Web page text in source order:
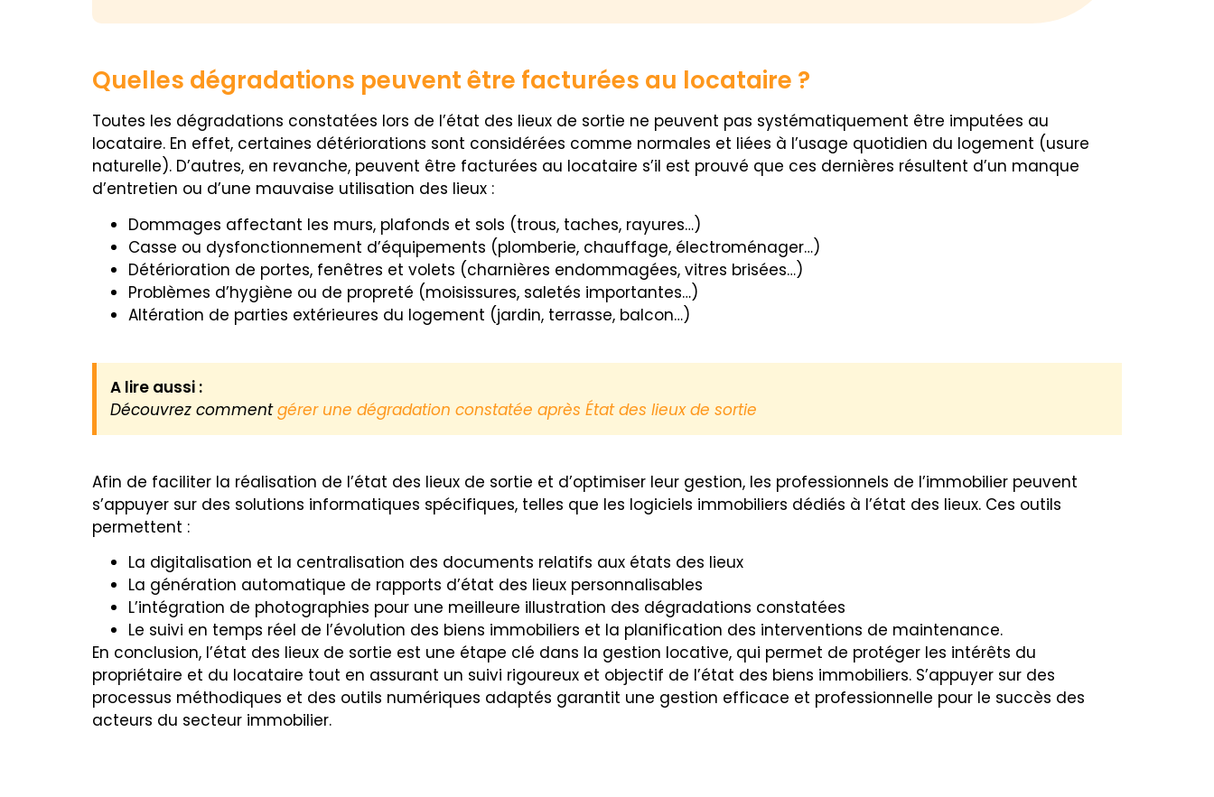
Quelles dégradations peuvent être facturées au locataire ?
Toutes les dégradations constatées lors de l’état des lieux de sortie ne peuvent pas systématiquement être imputées au
locataire. En effet, certaines détériorations sont considérées comme normales et liées à l’usage quotidien du logement (usure
naturelle). D’autres, en revanche, peuvent être facturées au locataire s’il est prouvé que ces dernières résultent d’un manque
d’entretien ou d’une mauvaise utilisation des lieux :
Dommages affectant les murs, plafonds et sols (trous, taches, rayures…)
Casse ou dysfonctionnement d’équipements (plomberie, chauffage, électroménager…)
Détérioration de portes, fenêtres et volets (charnières endommagées, vitres brisées…)
Problèmes d’hygiène ou de propreté (moisissures, saletés importantes…)
Altération de parties extérieures du logement (jardin, terrasse, balcon…)
A lire aussi :
Découvrez commentgérer une dégradation constatée après État des lieux de sortie
Afin de faciliter la réalisation de l’état des lieux de sortie et d’optimiser leur gestion, les professionnels de l’immobilier peuvent
s’appuyer sur des solutions informatiques spécifiques, telles que les logiciels immobiliers dédiés à l’état des lieux. Ces outils
permettent :
La digitalisation et la centralisation des documents relatifs aux états des lieux
La génération automatique de rapports d’état des lieux personnalisables
L’intégration de photographies pour une meilleure illustration des dégradations constatées
Le suivi en temps réel de l’évolution des biens immobiliers et la planification des interventions de maintenance.
En conclusion, l’état des lieux de sortie est une étape clé dans la gestion locative, qui permet de protéger les intérêts du
propriétaire et du locataire tout en assurant un suivi rigoureux et objectif de l’état des biens immobiliers. S’appuyer sur des
processus méthodiques et des outils numériques adaptés garantit une gestion efficace et professionnelle pour le succès des
acteurs du secteur immobilier.